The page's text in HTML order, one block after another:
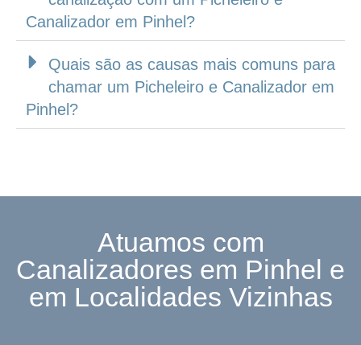
Canalizador em Pinhel?
Quais são as causas mais comuns para
chamar um Picheleiro e Canalizador em
Pinhel?
Atuamos com
Canalizadores em Pinhel e
em Localidades Vizinhas